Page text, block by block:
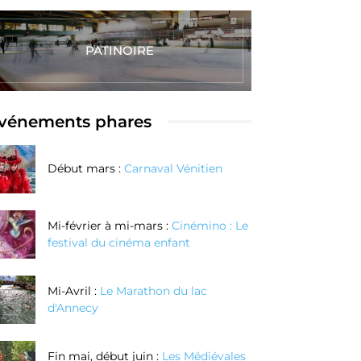
PATINOIRE
phares
Début mars : Carnaval Vénitien
Mi-février à mi-mars : Cinémino : Le
festival du cinéma enfant
Mi-Avril : Le Marathon du lac
d'Annecy
Fin mai, début juin : Les Médiévales